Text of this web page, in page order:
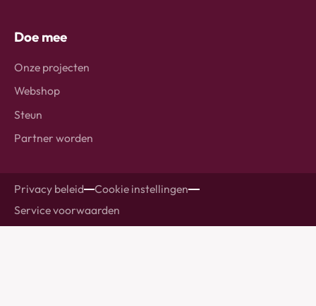
Doe mee
Onze projecten
Webshop
Steun
Partner worden
Privacy beleid
Cookie instellingen
Service voorwaarden